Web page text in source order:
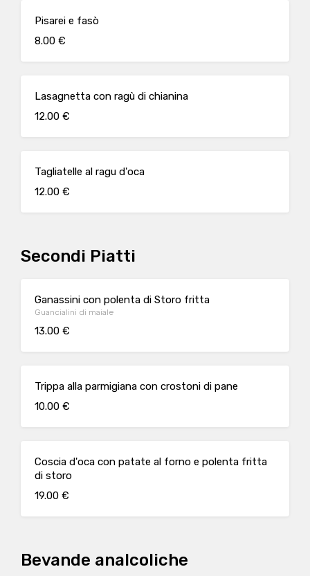
Pisarei e fasò
8.00 €
Lasagnetta con ragù di chianina
12.00 €
Tagliatelle al ragu d'oca
12.00 €
Secondi Piatti
Ganassini con polenta di Storo fritta
Guancialini di maiale
13.00 €
Trippa alla parmigiana con crostoni di pane
10.00 €
Coscia d'oca con patate al forno e polenta fritta
di storo
19.00 €
Bevande analcoliche